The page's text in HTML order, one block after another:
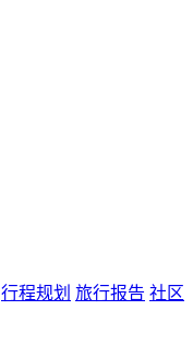
行程规划 旅行报告 社区